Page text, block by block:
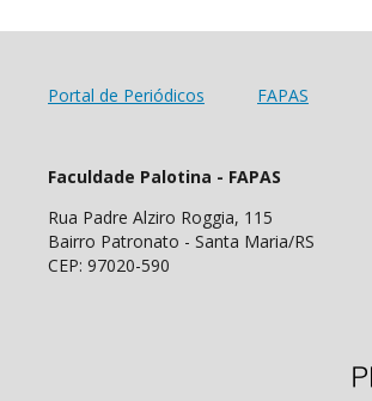
Portal de Periódicos FAPAS
Faculdade Palotina - FAPAS
Rua Padre Alziro Roggia, 115
Bairro Patronato - Santa Maria/RS
CEP: 97020-590